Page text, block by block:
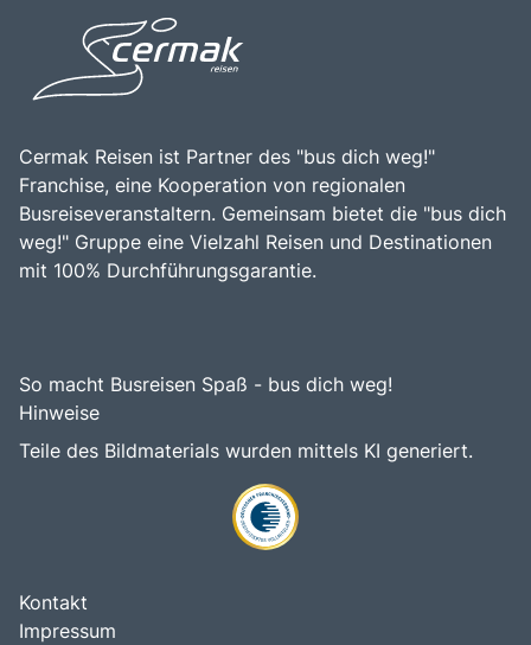
Cermak Reisen ist Partner des "bus dich weg!"
Franchise, eine Kooperation von regionalen
Busreiseveranstaltern. Gemeinsam bietet die "bus dich
weg!" Gruppe eine Vielzahl Reisen und Destinationen
mit 100% Durchführungsgarantie.
So macht Busreisen Spaß - bus dich weg!
Hinweise
Teile des Bildmaterials wurden mittels KI generiert.
Kontakt
Impressum